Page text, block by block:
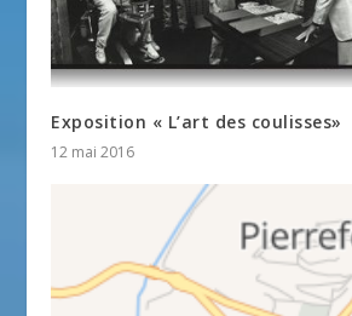
Exposition « L’art des coulisses»
12 mai 2016